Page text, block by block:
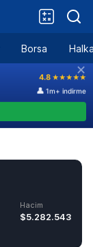
Borsa
Hacim
$5.282.543